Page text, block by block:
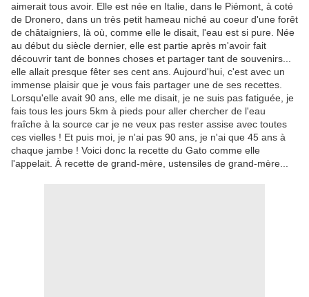
aimerait tous avoir. Elle est née en Italie, dans le Piémont, à coté
de Dronero, dans un très petit hameau niché au coeur d'une forêt
de châtaigniers, là où, comme elle le disait, l'eau est si pure. Née
au début du siècle dernier, elle est partie après m'avoir fait
découvrir tant de bonnes choses et partager tant de souvenirs...
elle allait presque fêter ses cent ans. Aujourd'hui, c'est avec un
immense plaisir que je vous fais partager une de ses recettes.
Lorsqu'elle avait 90 ans, elle me disait, je ne suis pas fatiguée, je
fais tous les jours 5km à pieds pour aller chercher de l'eau
fraîche à la source car je ne veux pas rester assise avec toutes
ces vielles ! Et puis moi, je n'ai pas 90 ans, je n'ai que 45 ans à
chaque jambe ! Voici donc la recette du Gato comme elle
l'appelait. À recette de grand-mère, ustensiles de grand-mère...